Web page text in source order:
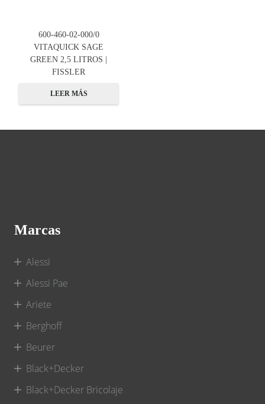
600-460-02-000/0
VITAQUICK SAGE
GREEN 2,5 LITROS |
FISSLER
LEER MÁS
Marcas
Alessi
Alessi Pae
Ariete
Berghoff
Beurer
Black+Decker
Black+Decker Bricolaje